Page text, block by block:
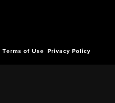
Terms of Use Privacy Policy